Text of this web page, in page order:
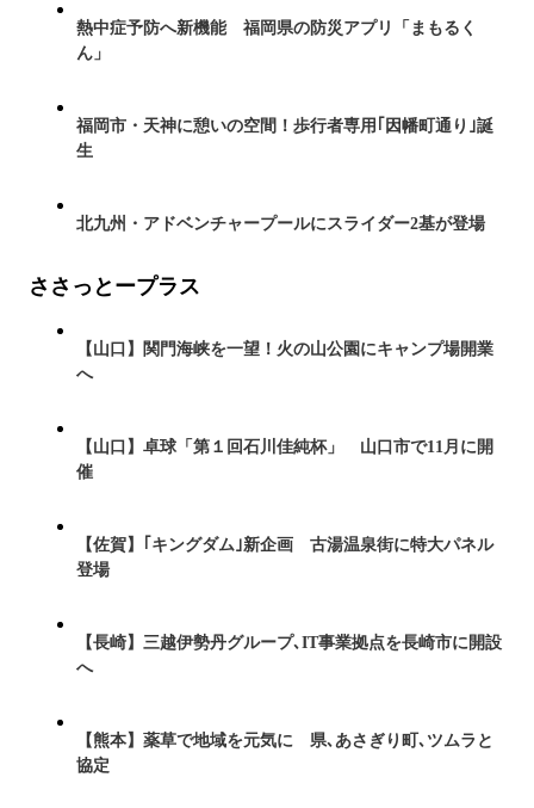
熱中症予防へ新機能 福岡県の防災アプリ「まもるく
ん」
福岡市・天神に憩いの空間！歩行者専用｢因幡町通り｣誕
生
北九州・アドベンチャープールにスライダー2基が登場
ささっとープラス
【山口】関門海峡を一望！火の山公園にキャンプ場開業
へ
【山口】卓球「第１回石川佳純杯」 山口市で11月に開
催
【佐賀】｢キングダム｣新企画 古湯温泉街に特大パネル
登場
【長崎】三越伊勢丹グループ､IT事業拠点を長崎市に開設
へ
【熊本】薬草で地域を元気に 県､あさぎり町､ツムラと
協定